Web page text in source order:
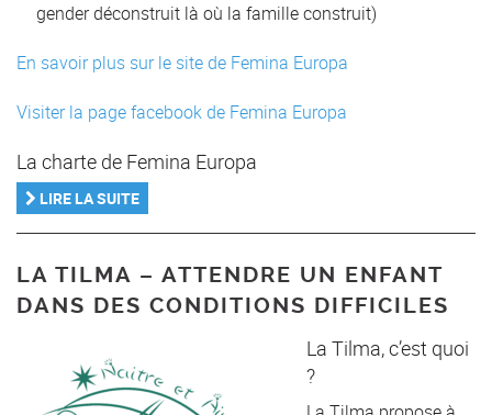
gender déconstruit là où la famille construit)
En savoir plus sur le site de Femina Europa
Visiter la page facebook de Femina Europa
La charte de Femina Europa
LIRE LA SUITE
LA TILMA – ATTENDRE UN ENFANT
DANS DES CONDITIONS DIFFICILES
La Tilma, c’est quoi
?